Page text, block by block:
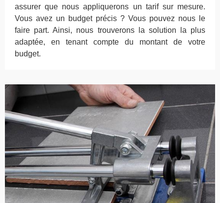
assurer que nous appliquerons un tarif sur mesure.
Vous avez un budget précis ? Vous pouvez nous le
faire part. Ainsi, nous trouverons la solution la plus
adaptée, en tenant compte du montant de votre
budget.